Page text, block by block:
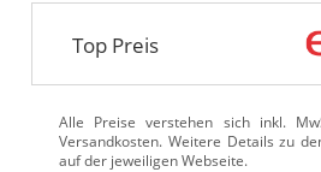
Top Preis
Alle Preise verstehen sich inkl.
Versandkosten. Weitere Details zu
auf der jeweiligen Webseite.